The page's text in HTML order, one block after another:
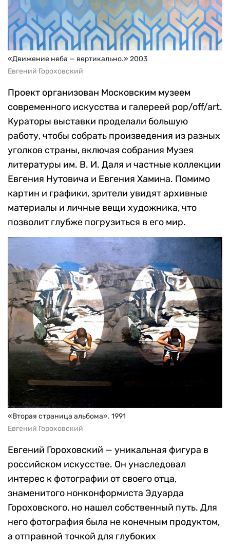
«Движение неба — вертикально.» 2003
Евгений Гороховский
Проект организован Московским музеем
современного искусства и галереей pop/off/art.
Кураторы выставки проделали большую
работу, чтобы собрать произведения из разных
уголков страны, включая собрания Музея
литературы им. В. И. Даля и частные коллекции
Евгения Нутовича и Евгения Хамина. Помимо
картин и графики, зрители увидят архивные
материалы и личные вещи художника, что
позволит глубже погрузиться в его мир.
«Вторая страница альбома». 1991
Евгений Гороховский
Евгений Гороховский — уникальная фигура в
российском искусстве. Он унаследовал
интерес к фотографии от своего отца,
знаменитого нонконформиста Эдуарда
Гороховского, но нашел собственный путь. Для
него фотография была не конечным продуктом,
а отправной точкой для глубоких